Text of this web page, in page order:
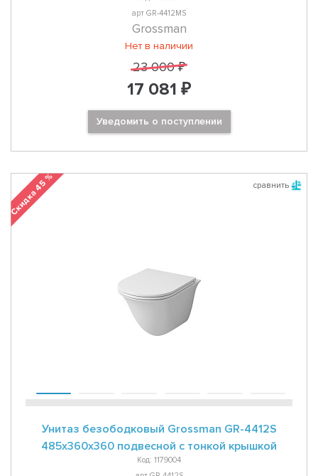
арт GR-4412MS
Grossman
Нет в наличии
23 000 ₽
17 081 ₽
Уведомить о поступлении
сравнить
Скидка 45 %
Унитаз безободковый Grossman GR-4412S
485x360x360 подвесной с тонкой крышкой
Код: 1179004